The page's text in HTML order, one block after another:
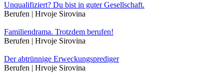
Unqualifiziert? Du bist in guter Gesellschaft.
Berufen | Hrvoje Sirovina
Familiendrama. Trotzdem berufen!
Berufen | Hrvoje Sirovina
Der abtrünnige Erweckungsprediger
Berufen | Hrvoje Sirovina